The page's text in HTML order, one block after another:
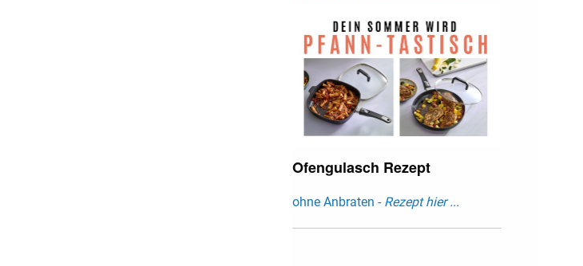
Ofengulasch Rezept
ohne Anbraten - Rezept hier ...